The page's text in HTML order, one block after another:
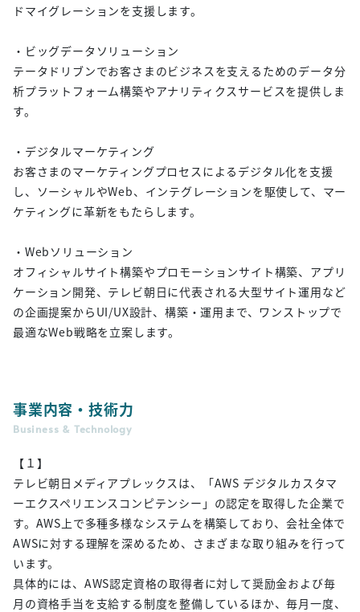
ドマイグレーションを支援します。
・ビッグデータソリューション
テータドリブンでお客さまのビジネスを支えるためのデータ分
析プラットフォーム構築やアナリティクスサービスを提供しま
す。
・デジタルマーケティング
お客さまのマーケティングプロセスによるデジタル化を支援
し、ソーシャルやWeb、インテグレーションを駆使して、マー
ケティングに革新をもたらします。
・Webソリューション
オフィシャルサイト構築やプロモーションサイト構築、アプリ
ケーション開発、テレビ朝日に代表される大型サイト運用など
の企画提案からUI/UX設計、構築・運用まで、ワンストップで
最適なWeb戦略を立案します。
事業内容・技術力
Business & Technology
【１】
テレビ朝日メディアプレックスは、「AWS デジタルカスタマ
ーエクスペリエンスコンピテンシー」の認定を取得した企業で
す。AWS上で多種多様なシステムを構築しており、会社全体で
AWSに対する理解を深めるため、さまざまな取り組みを行って
います。
具体的には、AWS認定資格の取得者に対して奨励金および毎
月の資格手当を支給する制度を整備しているほか、毎月一度、